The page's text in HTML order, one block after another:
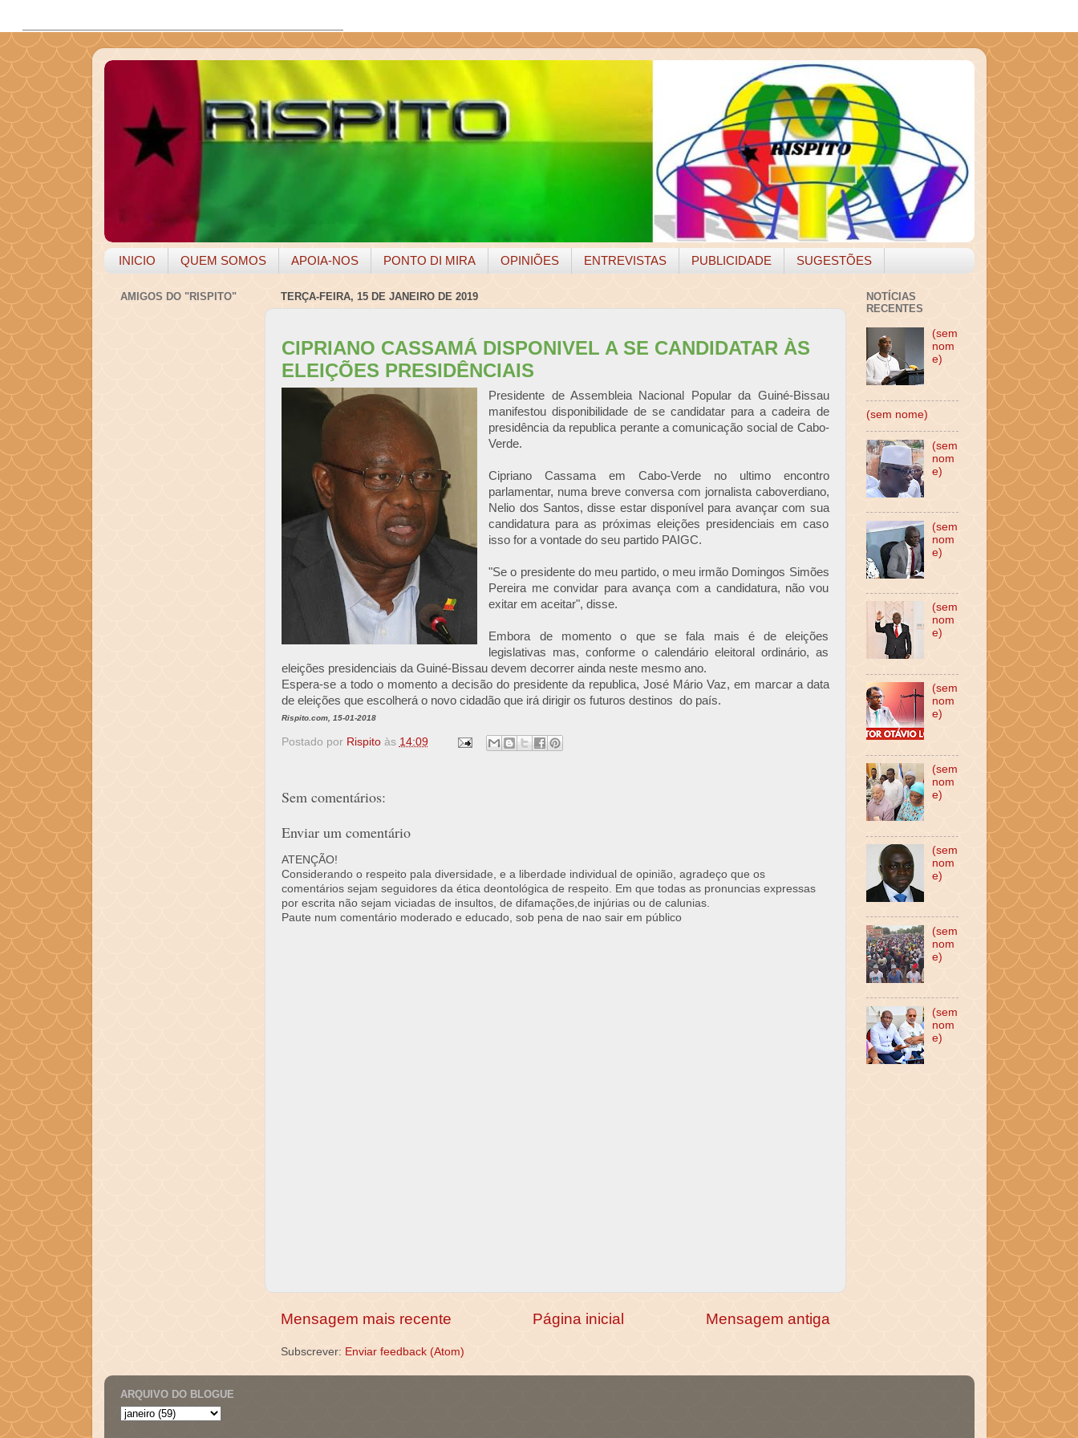
INICIO QUEM SOMOS APOIA-NOS PONTO DI MIRA OPINIÕES ENTREVISTAS PUBLICIDADE SUGESTÕES
TERÇA-FEIRA, 15 DE JANEIRO DE 2019
CIPRIANO CASSAMÁ DISPONIVEL A SE CANDIDATAR ÀS
ELEIÇÕES PRESIDÊNCIAIS
Presidente de Assembleia Nacional Popular da Guiné-Bissau
manifestou disponibilidade de se candidatar para a cadeira de
presidência da republica perante a comunicação social de Cabo-
Verde.
Cipriano Cassama em Cabo-Verde no ultimo encontro
parlamentar, numa breve conversa com jornalista caboverdiano,
Nelio dos Santos, disse estar disponível para avançar com sua
candidatura para as próximas eleições presidenciais em caso
isso for a vontade do seu partido PAIGC.
"Se o presidente do meu partido, o meu irmão Domingos Simões
Pereira me convidar para avança com a candidatura, não vou
exitar em aceitar", disse.
Embora de momento o que se fala mais é de eleições
legislativas mas, conforme o calendário eleitoral ordinário, as
eleições presidenciais da Guiné-Bissau devem decorrer ainda neste mesmo ano.
Espera-se a todo o momento a decisão do presidente da republica, José Mário Vaz, em marcar a data
de eleições que escolherá o novo cidadão que irá dirigir os futuros destinos do país.
Rispito.com, 15-01-2018
Postado por Rispito às 14:09
Sem comentários:
Enviar um comentário
ATENÇÃO!
Considerando o respeito pala diversidade, e a liberdade individual de opinião, agradeço que os
comentários sejam seguidores da ética deontológica de respeito. Em que todas as pronuncias expressas
por escrita não sejam viciadas de insultos, de difamações,de injúrias ou de calunias.
Paute num comentário moderado e educado, sob pena de nao sair em público
Mensagem mais recente Mensagem antiga
Página inicial
Subscrever: Enviar feedback (Atom)
AMIGOS DO "RISPITO"
NOTÍCIAS
RECENTES
(sem
nom
e)
(sem nome)
(sem
nom
e)
(sem
nom
e)
(sem
nom
e)
(sem
nom
e)
(sem
nom
e)
(sem
nom
e)
(sem
nom
e)
(sem
nom
e)
ARQUIVO DO BLOGUE